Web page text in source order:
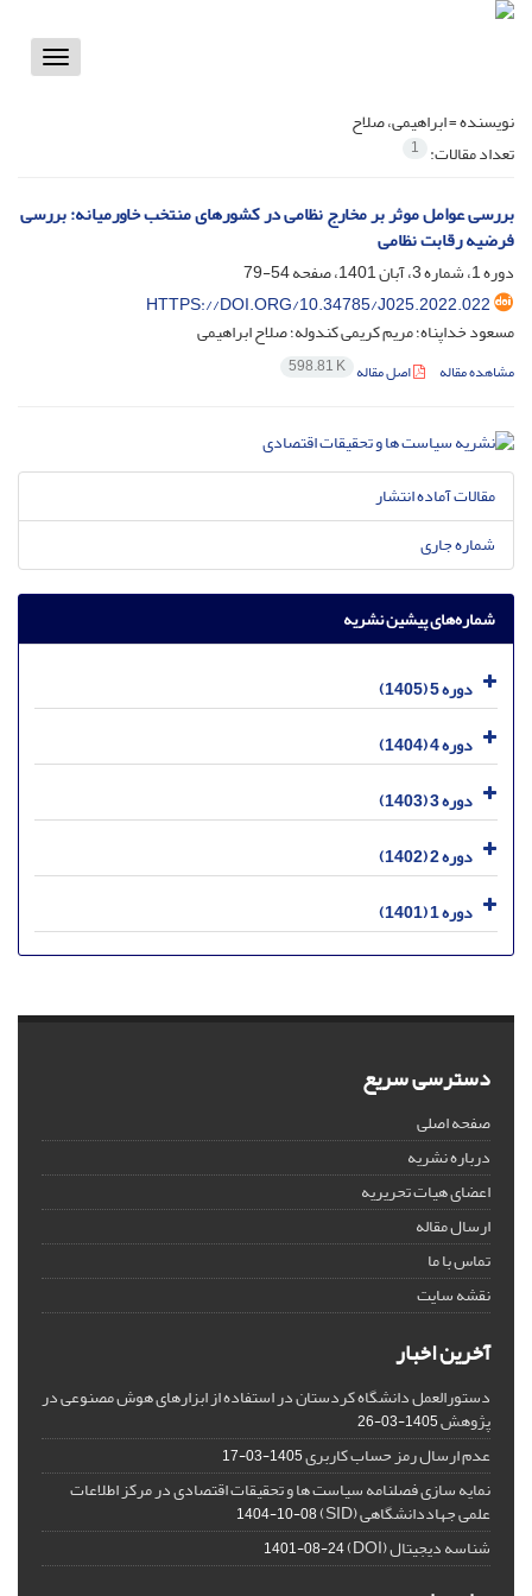
Toggle
نویسنده =ابراهیمی، صلاح
تعداد مقالات: 1
بررسی عوامل موثر بر مخارج نظامی در کشورهای منتخب خاورمیانه: بررسی
فرضیه رقابت نظامی
دوره 1، شماره 3، آبان 1401، صفحه
54-79
HTTPS://DOI.ORG/10.34785/J025.2022.022
مسعود خداپناه؛ مریم کریمی کندوله؛ صلاح ابراهیمی
مشاهده مقاله اصل مقاله 598.81 K
مقالات آماده انتشار
شماره جاری
شماره‌های پیشین نشریه
دوره 5 (1405)
دوره 4 (1404)
دوره 3 (1403)
دوره 2 (1402)
دوره 1 (1401)
دسترسی سریع
صفحه اصلی
درباره نشریه
اعضای هیات تحریریه
ارسال مقاله
تماس با ما
نقشه سایت
آخرین اخبار
دستورالعمل دانشگاه کردستان در استفاده از ابزارهای هوش مصنوعی در
پژوهش1405-03-26
عدم ارسال رمز حساب کاربری1405-03-17
نمایه سازی فصلنامه سیاست ها و تحقیقات اقتصادی در مرکز اطلاعات
علمی جهاددانشگاهی (SID) 1404-10-08
شناسه دیجیتال (DOI) 1401-08-24